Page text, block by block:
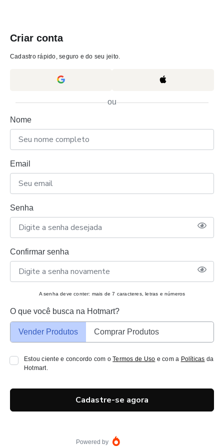
Criar conta
Cadastro rápido, seguro e do seu jeito.
ou
Nome
Email
Senha
Confirmar senha
A senha deve conter: mais de 7 caracteres, letras e números
O que você busca na Hotmart?
Vender Produtos Comprar Produtos
Estou ciente e concordo com oTermos de Uso e com a Políticas da
Hotmart.
Cadastre-se agora
Powered by